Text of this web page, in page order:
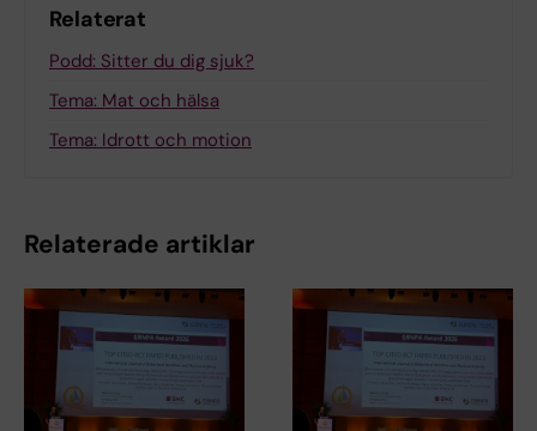
Relaterat
Podd: Sitter du dig sjuk?
Tema: Mat och hälsa
Tema: Idrott och motion
Relaterade artiklar